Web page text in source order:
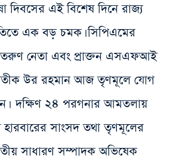
দিবসের এই বিশেষ দিনে রাজ্য
এক বড় চমক। সিপিএমের
তরুণ নেতা এবং প্রাক্তন এসএফআই
উর রহমান আজ তৃণমূলে যোগ
দক্ষিণ ২৪ পরগনার আমতলায়
হারবারের সাংসদ তথা তৃণমূলের
সাধারণ সম্পাদক অভিষেক